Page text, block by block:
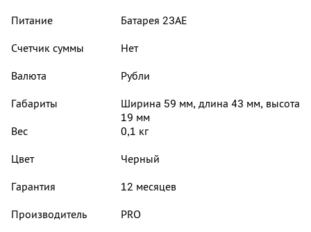
Питание
Батарея 23АЕ
Счетчик суммы
Нет
Валюта
Рубли
Габариты
Ширина 59 мм, длина 43 мм, высота
19 мм
Вес
0,1 кг
Цвет
Черный
Гарантия
12 месяцев
Производитель
PRO